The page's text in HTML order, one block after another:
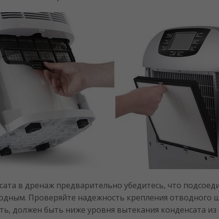
в дренаж предварительно убедитесь, что
Проверяйте надежность крепления отводного
должен быть ниже уровня вытекания конденсата из